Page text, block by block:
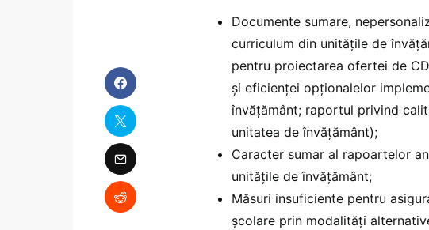
Documente sumare,
curriculum din unitățile de
pentru proiectarea ofertei de
și eficienței opționalelor
învățământ; raportul privind
unitatea de învățământ);
Caracter sumar al rapoartelor
unitățile de învățământ;
Măsuri insuficiente pentru
școlare prin modalități